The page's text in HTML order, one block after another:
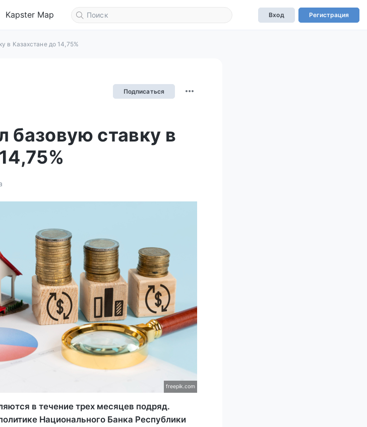
Kapster Map Вход Регистрация
в Казахстане до 14,75%
Подписаться
базовую ставку в
freepik.com
в течение трех месяцев подряд.
Национального Банка Республики